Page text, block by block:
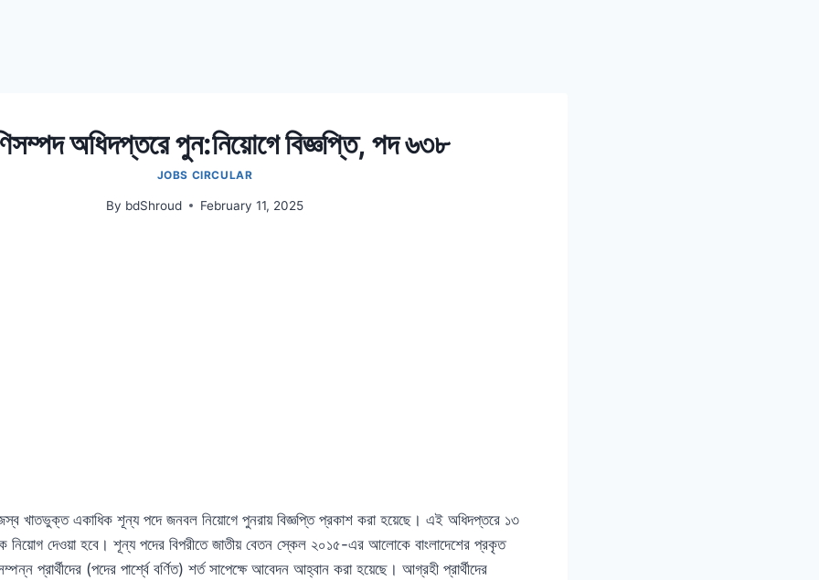
অধিদপ্তরে পুন:নিয়োগে বিজ্ঞপ্তি, পদ ৬৩৮
JOBS CIRCULAR
By bdShroud February 11, 2025
খাতভুক্ত একাধিক শূন্য পদে জনবল নিয়োগে পুনরায় বিজ্ঞপ্তি প্রকাশ করা হয়েছে। এই অধিদপ্তরে ১৩
নিয়োগ দেওয়া হবে। শূন্য পদের বিপরীতে জাতীয় বেতন স্কেল ২০১৫-এর আলোকে বাংলাদেশের প্রকৃত
প্রার্থীদের (পদের পার্শ্বে বর্ণিত) শর্ত সাপেক্ষে আবেদন আহ্বান করা হয়েছে। আগ্রহী প্রার্থীদের